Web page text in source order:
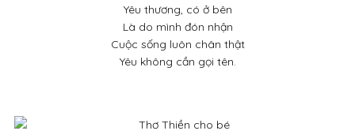
Yêu thương, có ở bên
Là do mình đón nhận
Cuộc sống luôn chân thật
Yêu không cần gọi tên.